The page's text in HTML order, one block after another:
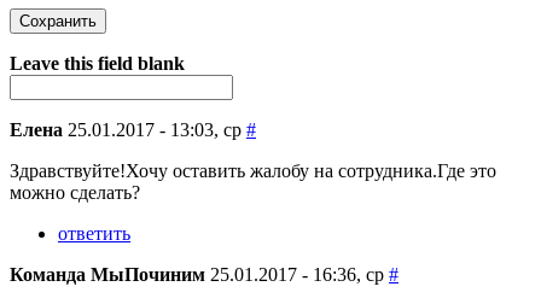
Я спамер
Leave this field blank
Елена 25.01.2017 - 13:03, ср #
Здравствуйте!Хочу оставить жалобу на сотрудника.Где это
можно сделать?
ответить
Команда МыПочиним 25.01.2017 - 16:36, ср #